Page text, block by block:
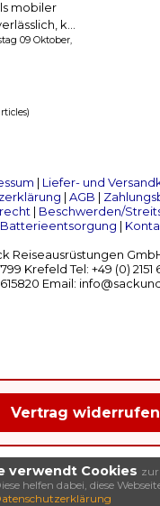
mobiler
k...
09 Oktober,
| Liefer- und
| AGB |
| Beschwerden/
Batterieentsorgung |
Reiseausrüstungen
Krefeld Tel: +49 (0) 2151
615820 Email:
Vertrag widerrufen
verwendt Cookies
helfen dabei, diese